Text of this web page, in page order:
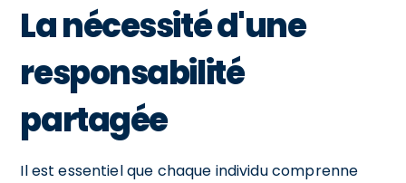
La nécessité d'une
responsabilité
partagée
Il est essentiel que chaque individu comprenne